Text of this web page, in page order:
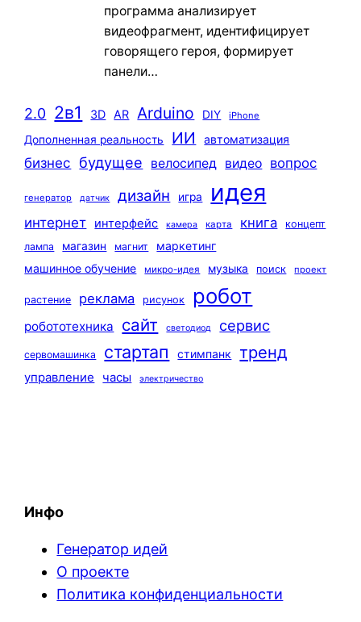
программа анализирует
видеофрагмент, идентифицирует
говорящего героя, формирует
панели…
2.0 2в1 3D AR Arduino DIY iPhone
Дополненная реальность ИИ автоматизация
бизнес будущее велосипед видео вопрос
генератор датчик дизайн игра идея
интернет интерфейс камера карта книга
концепт
лампа
магазин магнит
маркетинг
машинное обучение
микро-идея музыка поиск проект
растение реклама рисунок робот
робототехника сайт светодиод сервис
сервомашинка стартап стимпанк тренд
управление часы электричество
Инфо
Генератор идей
О проекте
Политика конфиденциальности